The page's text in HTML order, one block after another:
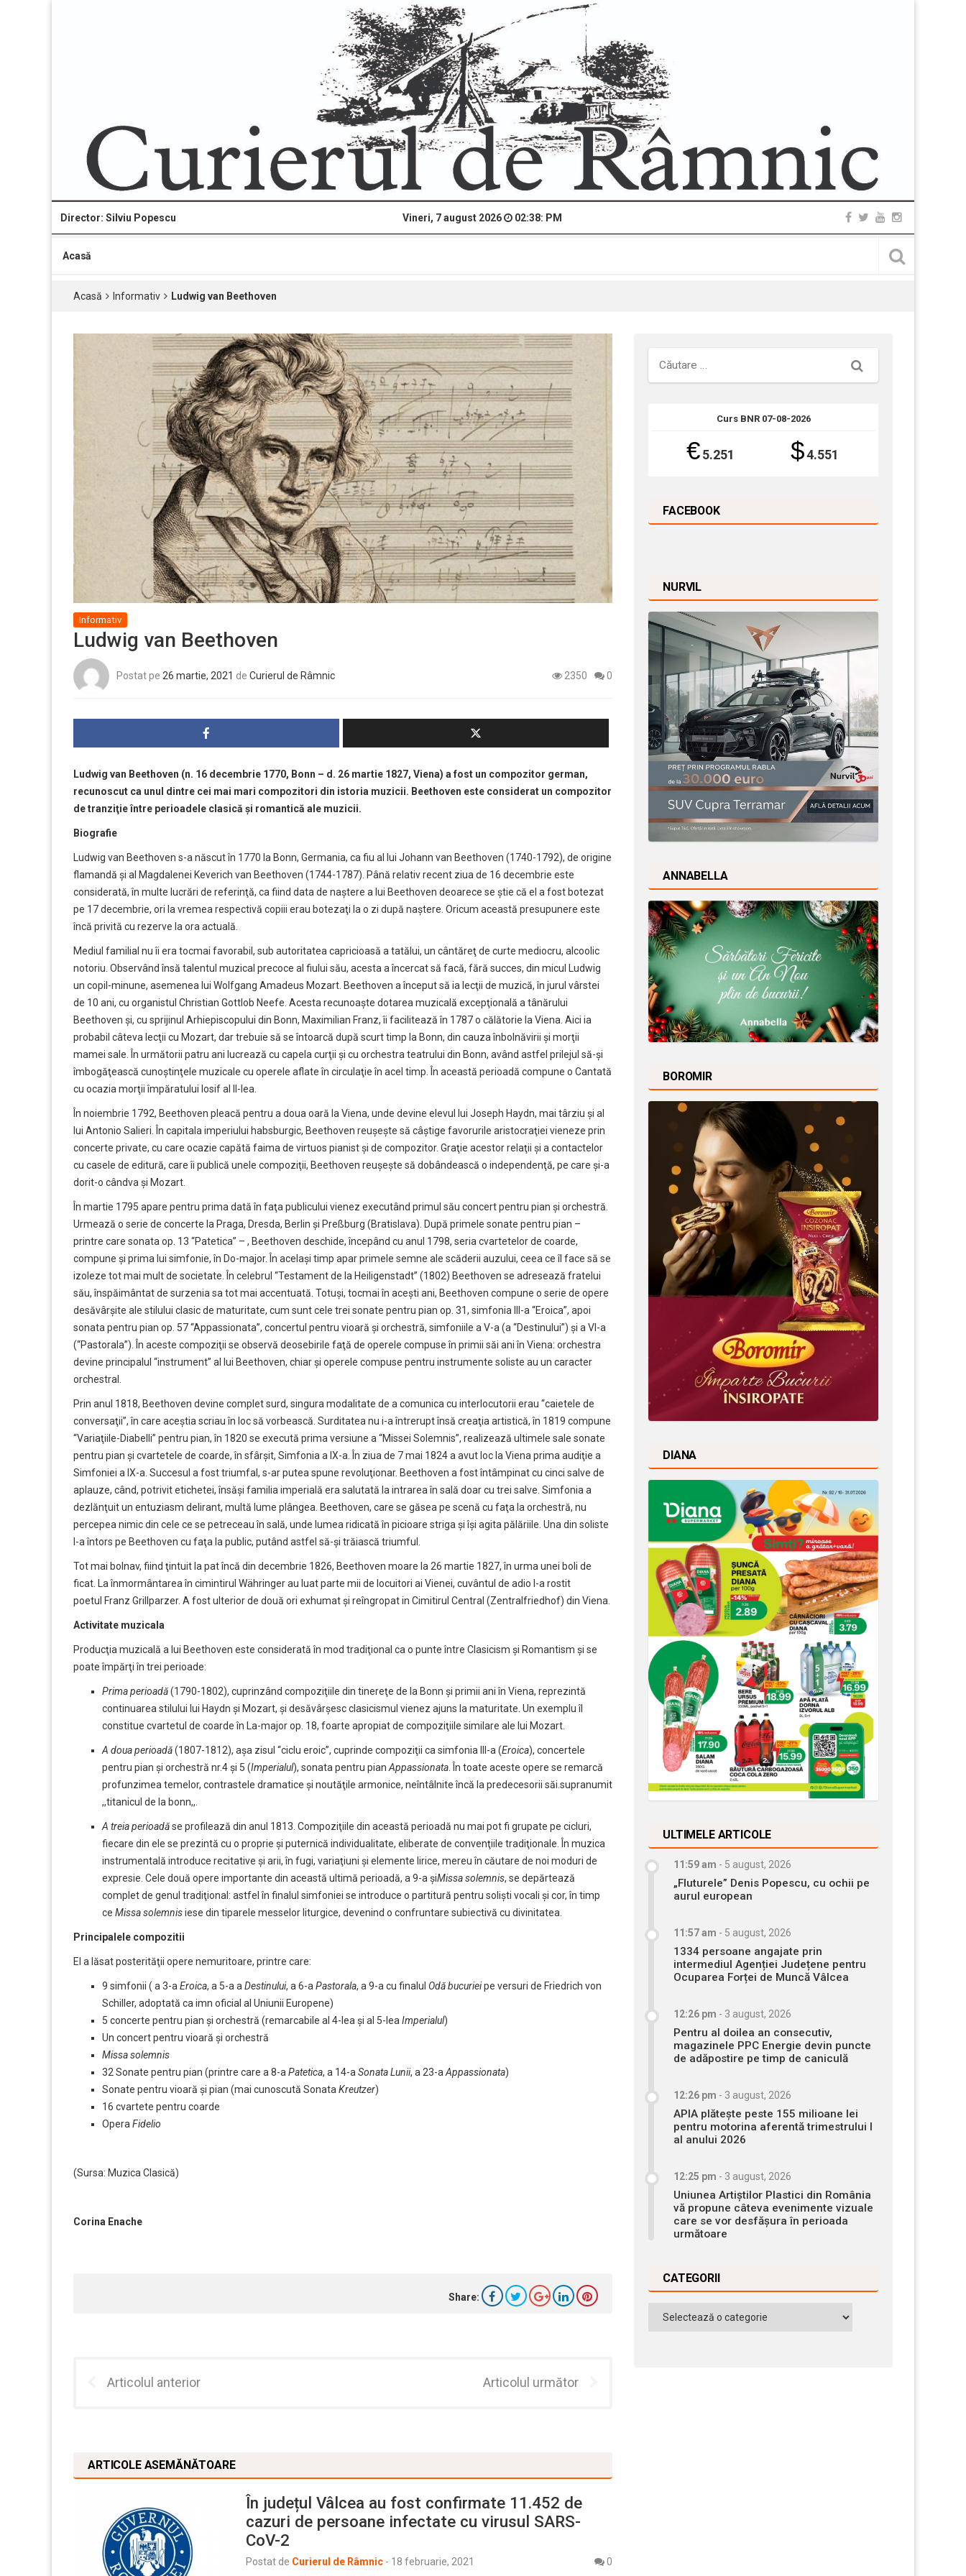
Director: Silviu Popescu Vineri, 7 august 2026 02:38: PM
Acasă
Acasă Informativ Ludwig van Beethoven
Informativ
Ludwig van Beethoven
Postat pe 26 martie, 2021 de Curierul de Râmnic 2350 0
Ludwig van Beethoven (n. 16 decembrie 1770, Bonn – d. 26 martie 1827, Viena) a fost un compozitor german,
recunoscut ca unul dintre cei mai mari compozitori din istoria muzicii. Beethoven este considerat un compozitor
de tranziţie între perioadele clasică şi romantică ale muzicii.
Biografie
Ludwig van Beethoven s-a născut în 1770 la Bonn, Germania, ca fiu al lui Johann van Beethoven (1740-1792), de origine
flamandă şi al Magdalenei Keverich van Beethoven (1744-1787). Până relativ recent ziua de 16 decembrie este
considerată, în multe lucrări de referinţă, ca fiind data de naştere a lui Beethoven deoarece se ştie că el a fost botezat
pe 17 decembrie, ori la vremea respectivă copiii erau botezaţi la o zi după naştere. Oricum această presupunere este
încă privită cu rezerve la ora actuală.
Mediul familial nu îi era tocmai favorabil, sub autoritatea capricioasă a tatălui, un cântăreţ de curte mediocru, alcoolic
notoriu. Observând însă talentul muzical precoce al fiului său, acesta a încercat să facă, fără succes, din micul Ludwig
un copil-minune, asemenea lui Wolfgang Amadeus Mozart. Beethoven a început să ia lecţii de muzică, în jurul vârstei
de 10 ani, cu organistul Christian Gottlob Neefe. Acesta recunoaşte dotarea muzicală excepţională a tânărului
Beethoven şi, cu sprijinul Arhiepiscopului din Bonn, Maximilian Franz, îi facilitează în 1787 o călătorie la Viena. Aici ia
probabil câteva lecţii cu Mozart, dar trebuie să se întoarcă după scurt timp la Bonn, din cauza înbolnăvirii şi morţii
mamei sale. În următorii patru ani lucrează cu capela curţii şi cu orchestra teatrului din Bonn, având astfel prilejul să-şi
îmbogăţească cunoştinţele muzicale cu operele aflate în circulaţie în acel timp. În această perioadă compune o Cantată
cu ocazia morţii împăratului Iosif al II-lea.
În noiembrie 1792, Beethoven pleacă pentru a doua oară la Viena, unde devine elevul lui Joseph Haydn, mai târziu şi al
lui Antonio Salieri. În capitala imperiului habsburgic, Beethoven reuşeşte să câştige favorurile aristocraţiei vieneze prin
concerte private, cu care ocazie capătă faima de virtuos pianist şi de compozitor. Graţie acestor relaţii şi a contactelor
cu casele de editură, care îi publică unele compoziţii, Beethoven reuşeşte să dobândească o independenţă, pe care şi-a
dorit-o cândva şi Mozart.
În martie 1795 apare pentru prima dată în faţa publicului vienez executând primul său concert pentru pian şi orchestră.
Urmează o serie de concerte la Praga, Dresda, Berlin şi Preßburg (Bratislava). După primele sonate pentru pian –
printre care sonata op. 13 “Patetica” – , Beethoven deschide, începând cu anul 1798, seria cvartetelor de coarde,
compune şi prima lui simfonie, în Do-major. În acelaşi timp apar primele semne ale scăderii auzului, ceea ce îl face să se
izoleze tot mai mult de societate. În celebrul “Testament de la Heiligenstadt” (1802) Beethoven se adresează fratelui
său, înspăimântat de surzenia sa tot mai accentuată. Totuşi, tocmai în aceşti ani, Beethoven compune o serie de opere
desăvârşite ale stilului clasic de maturitate, cum sunt cele trei sonate pentru pian op. 31, simfonia III-a “Eroica”, apoi
sonata pentru pian op. 57 “Appassionata”, concertul pentru vioară şi orchestră, simfoniile a V-a (a “Destinului”) şi a VI-a
(“Pastorala”). În aceste compoziţii se observă deosebirile faţă de operele compuse în primii săi ani în Viena: orchestra
devine principalul “instrument” al lui Beethoven, chiar şi operele compuse pentru instrumente soliste au un caracter
orchestral.
Prin anul 1818, Beethoven devine complet surd, singura modalitate de a comunica cu interlocutorii erau “caietele de
conversaţii”, în care aceştia scriau în loc să vorbească. Surditatea nu i-a întrerupt însă creaţia artistică, în 1819 compune
“Variaţiile-Diabelli” pentru pian, în 1820 se execută prima versiune a “Missei Solemnis”, realizează ultimele sale sonate
pentru pian şi cvartetele de coarde, în sfârşit, Simfonia a IX-a. În ziua de 7 mai 1824 a avut loc la Viena prima audiţie a
Simfoniei a IX-a. Succesul a fost triumfal, s-ar putea spune revoluţionar. Beethoven a fost întâmpinat cu cinci salve de
aplauze, când, potrivit etichetei, însăşi familia imperială era salutată la intrarea în sală doar cu trei salve. Simfonia a
dezlănţuit un entuziasm delirant, multă lume plângea. Beethoven, care se găsea pe scenă cu faţa la orchestră, nu
percepea nimic din cele ce se petreceau în sală, unde lumea ridicată în picioare striga şi îşi agita pălăriile. Una din soliste
l-a întors pe Beethoven cu faţa la public, putând astfel să-şi trăiască triumful.
Tot mai bolnav, fiind ţintuit la pat încă din decembrie 1826, Beethoven moare la 26 martie 1827, în urma unei boli de
ficat. La înmormântarea în cimintirul Währinger au luat parte mii de locuitori ai Vienei, cuvântul de adio l-a rostit
poetul Franz Grillparzer. A fost ulterior de două ori exhumat şi reîngropat in Cimitirul Central (Zentralfriedhof) din Viena.
Activitate muzicala
Producţia muzicală a lui Beethoven este considerată în mod tradiţional ca o punte între Clasicism şi Romantism şi se
poate împărţi în trei perioade:
Prima perioadă(1790-1802), cuprinzând compoziţiile din tinereţe de la Bonn şi primii ani în Viena, reprezintă
continuarea stilului lui Haydn şi Mozart, şi desăvârşesc clasicismul vienez ajuns la maturitate. Un exemplu îl
constitue cvartetul de coarde în La-major op. 18, foarte apropiat de compoziţiile similare ale lui Mozart.
A doua perioadă(1807-1812), aşa zisul “ciclu eroic”, cuprinde compoziţii ca simfonia III-a (Eroica), concertele
pentru pian şi orchestră nr.4 şi 5 (Imperialul), sonata pentru pian Appassionata . În toate aceste opere se remarcă
profunzimea temelor, contrastele dramatice şi noutăţile armonice, neîntâlnite încă la predecesorii săi.supranumit
,,titanicul de la bonn,,.
A treia perioadăse profilează din anul 1813. Compoziţiile din această perioadă nu mai pot fi grupate pe cicluri,
fiecare din ele se prezintă cu o proprie şi puternică individualitate, eliberate de convenţiile tradiţionale. În muzica
instrumentală introduce recitative şi arii, în fugi, variaţiuni şi elemente lirice, mereu în căutare de noi moduri de
expresie. Cele două opere importante din această ultimă perioadă, a 9-a şiMissa solemnis, se depărtează
complet de genul tradiţional: astfel în finalul simfoniei se introduce o partitură pentru solişti vocali şi cor, în timp
ce Missa solemnisiese din tiparele messelor liturgice, devenind o confruntare subiectivă cu divinitatea.
Principalele compozitii
El a lăsat posterităţii opere nemuritoare, printre care:
9 simfonii ( a 3-a Eroica, a 5-a a Destinului, a 6-a Pastorala, a 9-a cu finalul Odă bucurieipe versuri de Friedrich von
Schiller, adoptată ca imn oficial al Uniunii Europene)
5 concerte pentru pian şi orchestră (remarcabile al 4-lea şi al 5-lea Imperialul)
Un concert pentru vioară şi orchestră
Missa solemnis
32 Sonate pentru pian (printre care a 8-a Patetica, a 14-a Sonata Lunii, a 23-a Appassionata)
Sonate pentru vioară şi pian (mai cunoscută Sonata Kreutzer)
16 cvartete pentru coarde
Opera Fidelio
(Sursa: Muzica Clasică)
Corina Enache
Share:
Articolul anterior Articolul următor
ARTICOLE ASEMĂNĂTOARE
În județul Vâlcea au fost confirmate 11.452 de
cazuri de persoane infectate cu virusul SARS-
CoV-2
Postat de Curierul de Râmnic - 18 februarie, 2021 0
Căutare
Curs BNR 07-08-2026
€ 5.251 $4.551
FACEBOOK
NURVIL
ANNABELLA
BOROMIR
DIANA
ULTIMELE ARTICOLE
11:59 am - 5 august, 2026
„Fluturele” Denis Popescu, cu ochii pe
aurul european
11:57 am - 5 august, 2026
1334 persoane angajate prin
intermediul Agenției Județene pentru
Ocuparea Forței de Muncă Vâlcea
12:26 pm - 3 august, 2026
Pentru al doilea an consecutiv,
magazinele PPC Energie devin puncte
de adăpostire pe timp de caniculă
12:26 pm - 3 august, 2026
APIA plătește peste 155 milioane lei
pentru motorina aferentă trimestrului I
al anului 2026
12:25 pm - 3 august, 2026
Uniunea Artiștilor Plastici din România
vă propune câteva evenimente vizuale
care se vor desfășura în perioada
următoare
CATEGORII
Categorii